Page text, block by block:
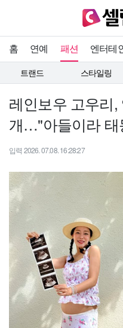
홈 연예 패션 엔터테
트랜드 스타일링
레인보우 고우리
개…"아들이라 태
입력 2026. 07.08. 16:28:27